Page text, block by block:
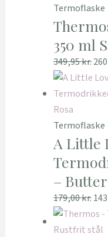
Termoflaske
350 ml
349,95kr.
Termoflaske
A Little
–
179,00kr.